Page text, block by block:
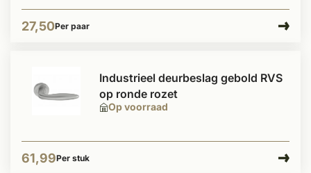
27,50Per paar
Op voorraad
Industrieel deurbeslag gebold RVS
op ronde rozet
61,99Per stuk